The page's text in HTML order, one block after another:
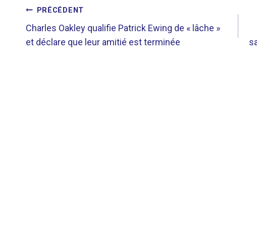
NAVIGATION
DE
PRÉCÉDENT
Charles Oakley qualifie Patrick Ewing de « lâche »
et déclare que leur amitié est terminée